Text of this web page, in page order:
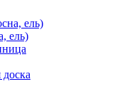
ель)
ель)